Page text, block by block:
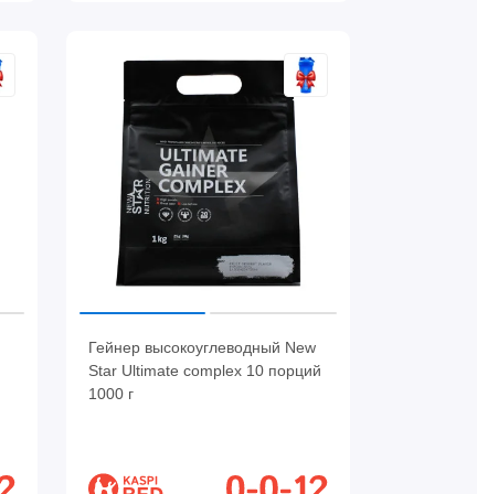
Гейнер высокоуглеводный New
Star Ultimate complex 10 порций
1000 г